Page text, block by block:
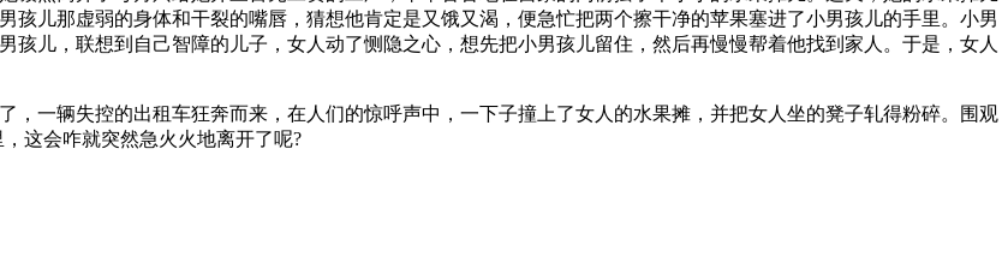
儿那虚弱的身体和干裂的嘴唇，猜想他肯定是又饿又渴，便急忙把两个擦干净的苹果塞进了小男孩儿的手里。小男
儿，联想到自己智障的儿子，女人动了恻隐之心，想先把小男孩儿留住，然后再慢慢帮着他找到家人。于是，女人
一辆失控的出租车狂奔而来，在人们的惊呼声中，一下子撞上了女人的水果摊，并把女人坐的凳子轧得粉碎。围观
这会咋就突然急火火地离开了呢?